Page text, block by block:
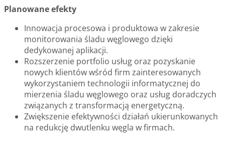
Planowane efekty
Innowacja procesowa i produktowa w zakresie
monitorowania śladu węglowego dzięki
dedykowanej aplikacji.
Rozszerzenie portfolio usług oraz pozyskanie
nowych klientów wśród firm zainteresowanych
wykorzystaniem technologii informatycznej do
mierzenia śladu węglowego oraz usług doradczych
związanych z transformacją energetyczną.
Zwiększenie efektywności działań ukierunkowanych
na redukcję dwutlenku węgla w firmach.